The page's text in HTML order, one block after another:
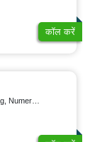
कॉल करें
Tree-Astrology, Prashna-Kundali